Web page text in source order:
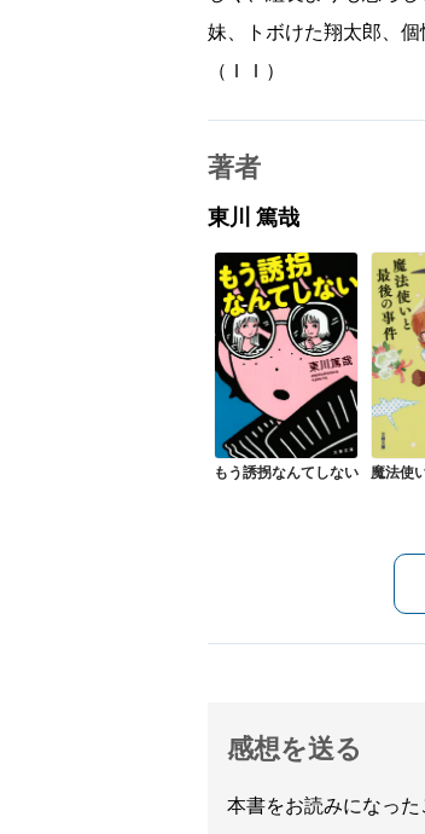
妹、トボけた翔太郎、
（ＩＩ）
著者
東川 篤哉
もう誘拐なんてしない 魔法使
感想を送る
本書をお読みになった